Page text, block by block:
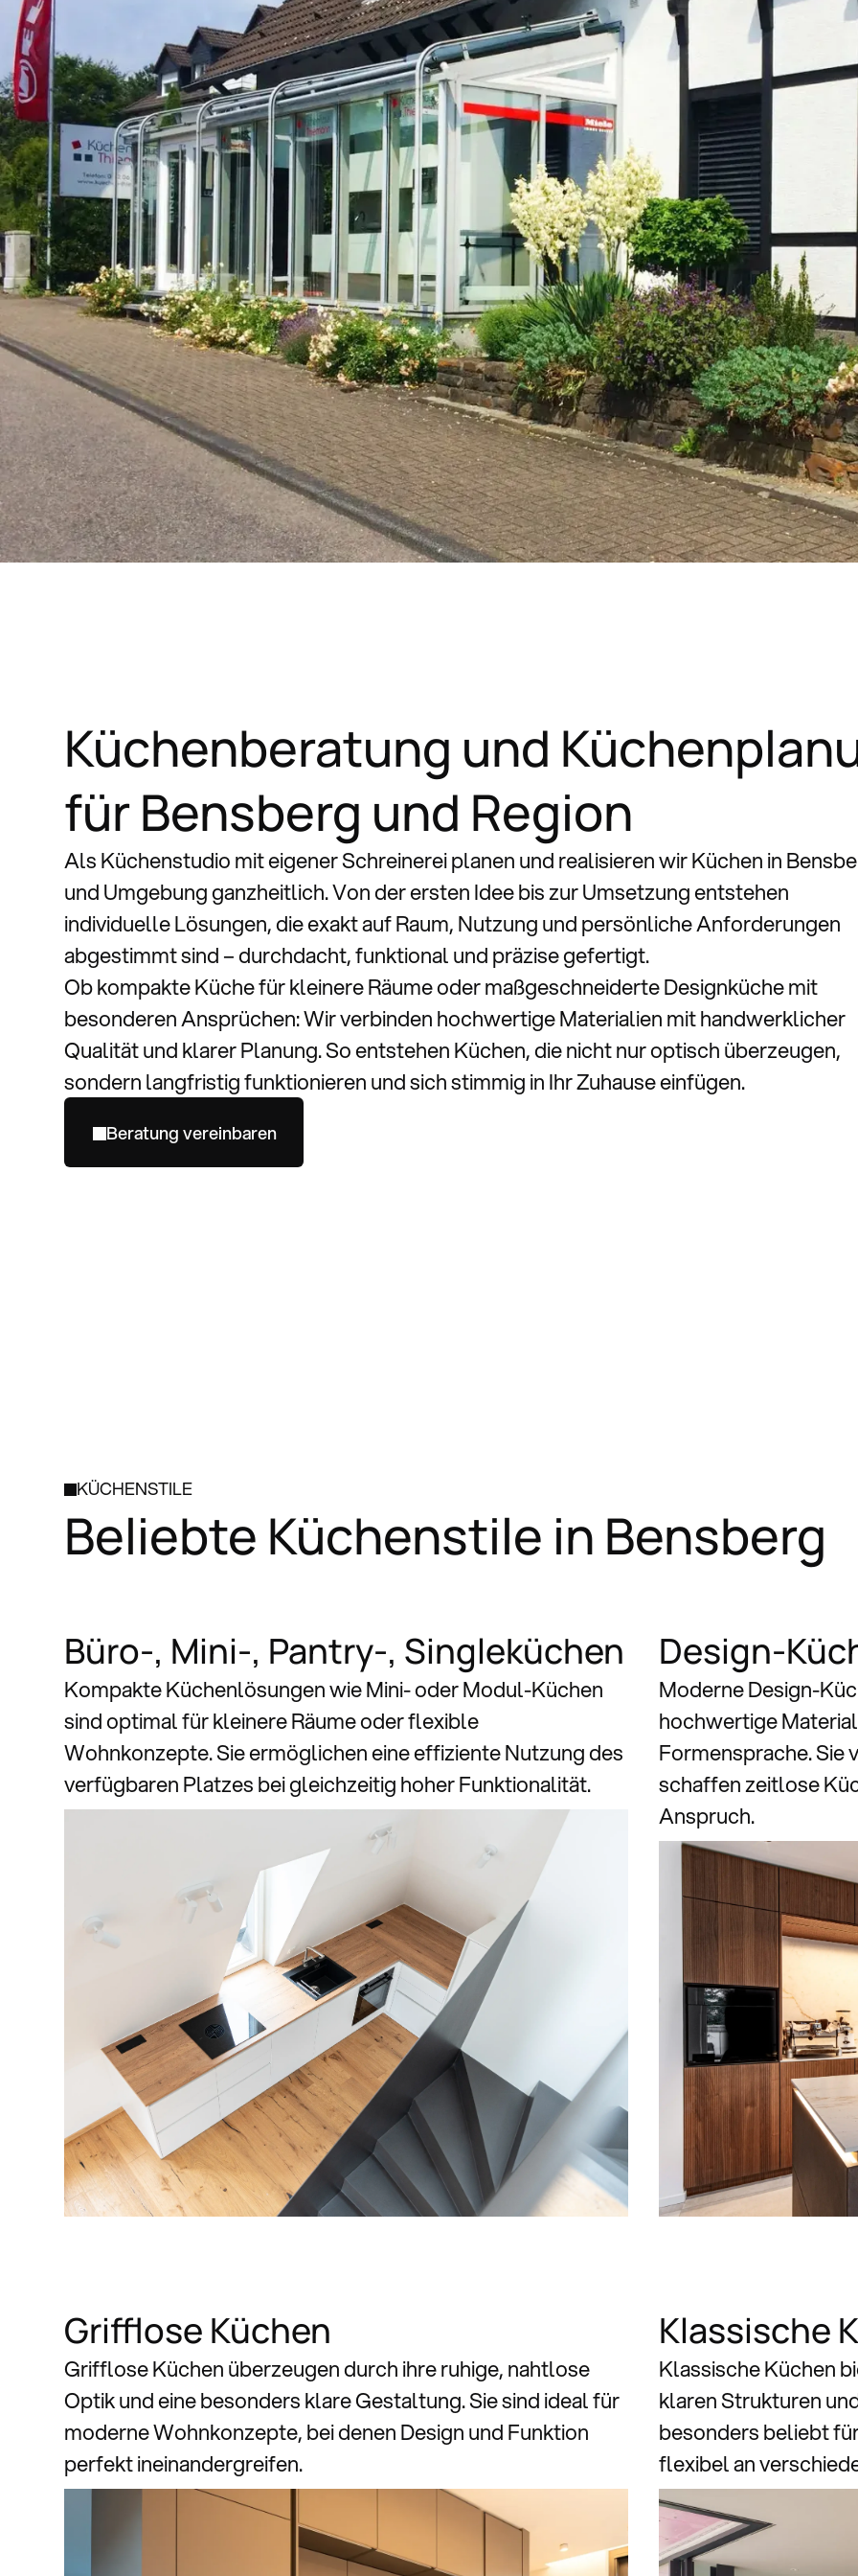
Küchenberatung und
für Bensberg und Region
Als Küchenstudio mit eigener Schreinerei planen und realisieren wir Küchen in
und Umgebung ganzheitlich. Von der ersten Idee bis zur Umsetzung entstehen
individuelle Lösungen, die exakt auf Raum, Nutzung und persönliche Anforderungen
abgestimmt sind – durchdacht, funktional und präzise gefertigt.
Ob kompakte Küche für kleinere Räume oder maßgeschneiderte Designküche mit
besonderen Ansprüchen: Wir verbinden hochwertige Materialien mit handwerklicher
Qualität und klarer Planung. So entstehen Küchen, die nicht nur optisch überzeugen,
sondern langfristig funktionieren und sich stimmig in Ihr Zuhause einfügen.
Beratung vereinbaren
KÜCHENSTILE
Beliebte Küchenstile in Bensberg
Büro-, Mini-, Pantry-, Singleküchen
Kompakte Küchenlösungen wie Mini- oder Modul-Küchen
sind optimal für kleinere Räume oder flexible
Wohnkonzepte. Sie ermöglichen eine effiziente Nutzung des
verfügbaren Platzes bei gleichzeitig hoher Funktionalität.
Design-
Moderne Design-
hochwertige
Formensprache. Sie
schaffen zeitlose
Anspruch.
Grifflose Küchen
Grifflose Küchen überzeugen durch ihre ruhige, nahtlose
Optik und eine besonders klare Gestaltung. Sie sind ideal für
moderne Wohnkonzepte, bei denen Design und Funktion
perfekt ineinandergreifen.
Klassische
Klassische Küchen
klaren Strukturen
besonders beliebt
flexibel an